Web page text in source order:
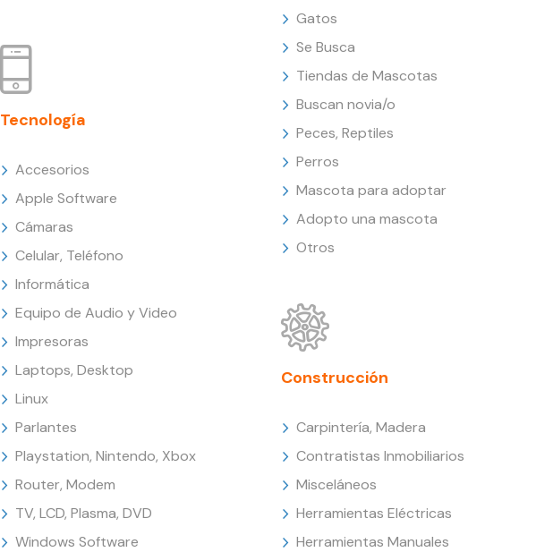
Tecnología
Accesorios
Apple Software
Cámaras
Celular, Teléfono
Informática
Equipo de Audio y Video
Impresoras
Laptops, Desktop
Linux
Parlantes
Playstation, Nintendo, Xbox
Router, Modem
TV, LCD, Plasma, DVD
Windows Software
Gatos
Se Busca
Tiendas de Mascotas
Buscan novia/o
Peces, Reptiles
Perros
Mascota para adoptar
Adopto una mascota
Otros
Construcción
Carpintería, Madera
Contratistas Inmobiliarios
Misceláneos
Herramientas Eléctricas
Herramientas Manuales